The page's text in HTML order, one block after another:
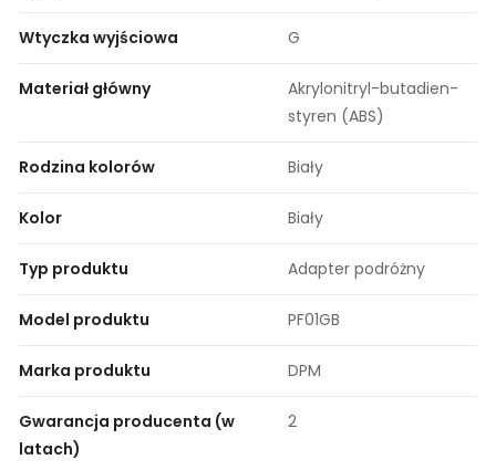
Wtyczka wyjściowa G
Materiał główny
Akrylonitryl-butadien-
styren (ABS)
Rodzina kolorów Biały
Kolor Biały
Typ produktu Adapter podróżny
Model produktu PF01GB
Marka produktu DPM
Gwarancja producenta (w
latach)
2